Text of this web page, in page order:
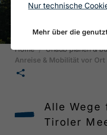
Home
Urlaub planen &
Anreise & Mobilität vor Ort
🛄
Alle Wege
Tiroler
Nur technische
Mehr über die